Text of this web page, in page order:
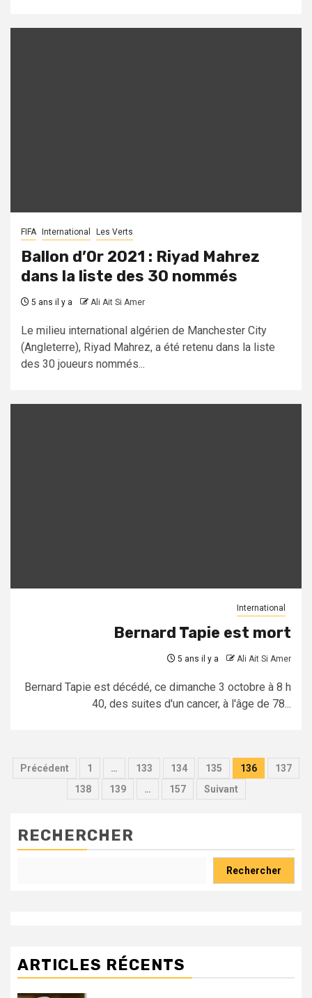
FIFA International Les Verts
Ballon d’Or 2021 : Riyad Mahrez
dans la liste des 30 nommés
5 ans il y a Ali Ait Si Amer
Le milieu international algérien de Manchester City
(Angleterre), Riyad Mahrez, a été retenu dans la liste
des 30 joueurs nommés...
International
Bernard Tapie est mort
5 ans il y a Ali Ait Si Amer
Bernard Tapie est décédé, ce dimanche 3 octobre à 8 h
40, des suites d'un cancer, à l'âge de 78...
Pagination
Précédent 1 … 133 134 135 136
137
138
139 … 157 Suivant
RECHERCHER
Rechercher
ARTICLES RÉCENTS